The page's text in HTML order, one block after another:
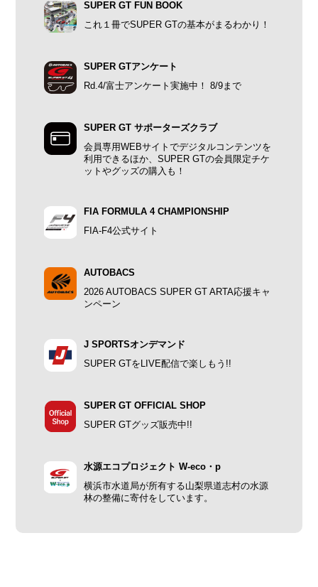
SUPER GT FUN BOOK
これ１冊でSUPER GTの基本がまるわかり！
SUPER GTアンケート
Rd.4/富士アンケート実施中！ 8/9まで
SUPER GT サポーターズクラブ
会員専用WEBサイトでデジタルコンテンツを
利用できるほか、SUPER GTの会員限定チケ
ットやグッズの購入も！
FIA FORMULA 4 CHAMPIONSHIP
FIA-F4公式サイト
AUTOBACS
2026 AUTOBACS SUPER GT ARTA応援キャ
ンペーン
J SPORTSオンデマンド
SUPER GTをLIVE配信で楽しもう!!
SUPER GT OFFICIAL SHOP
SUPER GTグッズ販売中!!
水源エコプロジェクト W-eco・p
横浜市水道局が所有する山梨県道志村の水源
林の整備に寄付をしています。